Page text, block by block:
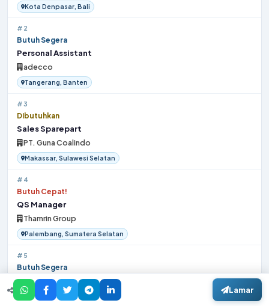
Kota Denpasar, Bali
#2
Butuh Segera
Personal Assistant
adecco
Tangerang, Banten
#3
Dibutuhkan
Sales Sparepart
PT. Guna Coalindo
Makassar, Sulawesi Selatan
#4
Butuh Cepat!
QS Manager
Thamrin Group
Palembang, Sumatera Selatan
#5
Butuh Segera
Project Relation Semarang
PT. Gosyen Solusi Indonesia Lamar